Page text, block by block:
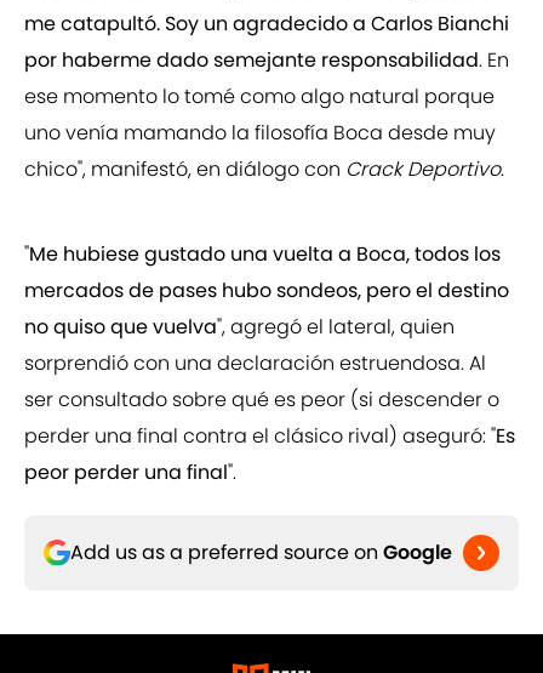
me catapultó. Soy un agradecido a Carlos Bianchi
por haberme dado semejante responsabilidad. En
ese momento lo tomé como algo natural porque
uno venía mamando la filosofía Boca desde muy
chico", manifestó, en diálogo con Crack Deportivo.
"Me hubiese gustado una vuelta a Boca, todos los
mercados de pases hubo sondeos, pero el destino
no quiso que vuelva", agregó el lateral, quien
sorprendió con una declaración estruendosa. Al
ser consultado sobre qué es peor (si descender o
perder una final contra el clásico rival) aseguró: "Es
peor perder una final".
Add us as a preferred source on Google